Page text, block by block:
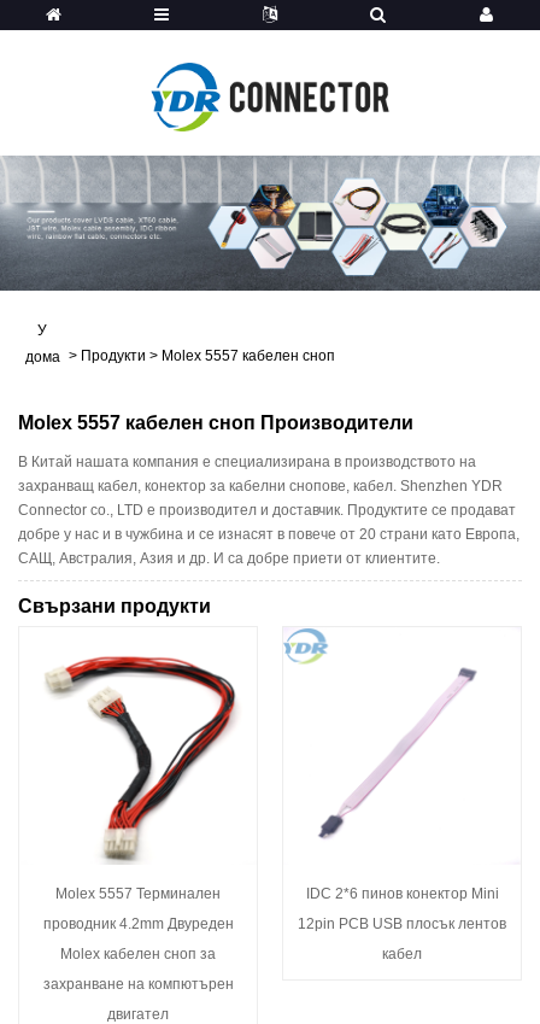
У
дома > Продукти > Molex 5557 кабелен сноп
Molex 5557 кабелен сноп Производители
В Китай нашата компания е специализирана в производството на
захранващ кабел, конектор за кабелни снопове, кабел. Shenzhen YDR
Connector co., LTD е производител и доставчик. Продуктите се продават
добре у нас и в чужбина и се изнасят в повече от 20 страни като Европа,
САЩ, Австралия, Азия и др. И са добре приети от клиентите.
Свързани продукти
Molex 5557 Терминален
проводник 4.2mm Двуреден
Molex кабелен сноп за
захранване на компютърен
двигател
IDC 2*6 пинов конектор Mini
12pin PCB USB плосък лентов
кабел